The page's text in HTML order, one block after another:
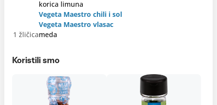
korica limuna
Vegeta Maestro chili i sol
Vegeta Maestro vlasac
1 žličicameda
Koristili smo